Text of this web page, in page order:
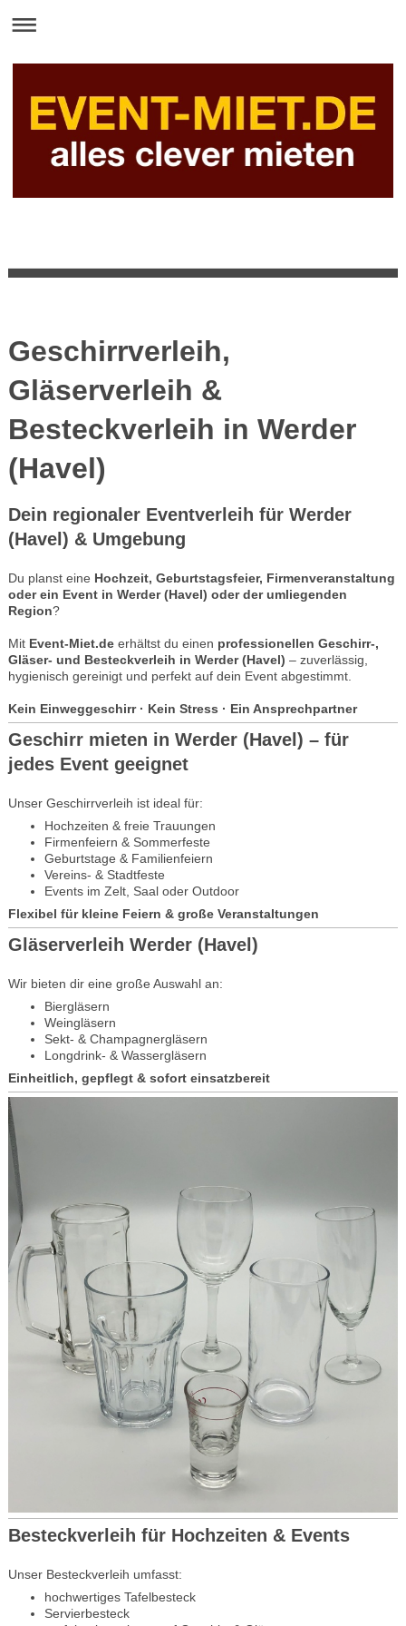
Geschirrverleih,
Gläserverleih &
Besteckverleih in Werder
(Havel)
Dein regionaler Eventverleih für Werder
(Havel) & Umgebung
Du planst eine Hochzeit, Geburtstagsfeier, Firmenveranstaltung
oder ein Event in Werder (Havel) oder der umliegenden
Region?
Mit Event-Miet.deerhältst du einen professionellen Geschirr-,
Gläser- und Besteckverleih in Werder (Havel) – zuverlässig,
hygienisch gereinigt und perfekt auf dein Event abgestimmt.
Kein Einweggeschirr · Kein Stress · Ein Ansprechpartner
Geschirr mieten in Werder (Havel) – für
jedes Event geeignet
Unser Geschirrverleih ist ideal für:
Hochzeiten & freie Trauungen
Firmenfeiern & Sommerfeste
Geburtstage & Familienfeiern
Vereins- & Stadtfeste
Events im Zelt, Saal oder Outdoor
Flexibel für kleine Feiern & große Veranstaltungen
Gläserverleih Werder (Havel)
Wir bieten dir eine große Auswahl an:
Biergläsern
Weingläsern
Sekt- & Champagnergläsern
Longdrink- & Wassergläsern
Einheitlich, gepflegt & sofort einsatzbereit
Besteckverleih für Hochzeiten & Events
Unser Besteckverleih umfasst:
hochwertiges Tafelbesteck
Servierbesteck